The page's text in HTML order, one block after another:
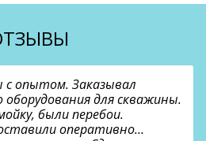
опытом. Заказывал
оборудования для скважины.
были перебои.
оперативно…